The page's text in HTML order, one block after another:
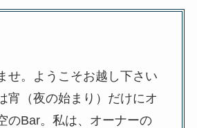
せ。ようこそお越し下さい
宵（夜の始まり）だけにオ
のBar。私は、オーナーの